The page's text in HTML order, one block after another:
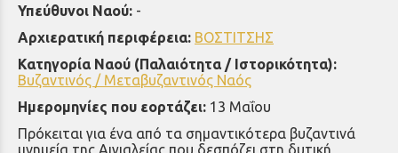
Υπεύθυνοι Ναού: -
Αρχιερατική περιφέρεια: ΒΟΣΤΙΤΣΗΣ
Κατηγορία Ναού (Παλαιότητα / Ιστορικότητα):
Βυζαντινός / Μεταβυζαντινός Ναός
Ημερομηνίες που εορτάζει: 13 Μαΐου
Πρόκειται για ένα από τα σημαντικότερα βυζαντινά
μνημεία της Αιγιαλείας που δεσπόζει στη δυτική